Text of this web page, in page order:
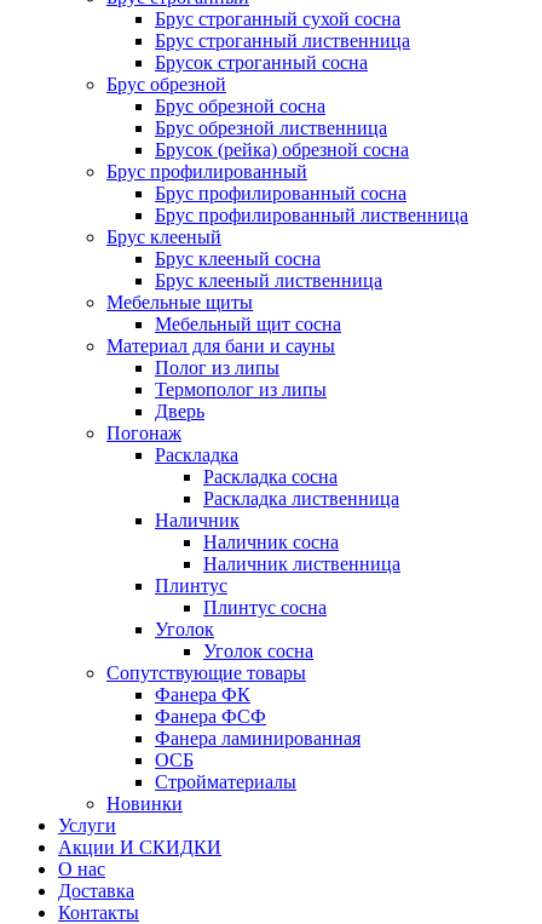
Брус строганный сухой сосна
Брус строганный лиственница
Брусок строганный сосна
Брус обрезной
Брус обрезной сосна
Брус обрезной лиственница
Брусок (рейка) обрезной сосна
Брус профилированный
Брус профилированный сосна
Брус профилированный лиственница
Брус клееный
Брус клееный сосна
Брус клееный лиственница
Мебельные щиты
Мебельный щит сосна
Материал для бани и сауны
Полог из липы
Термополог из липы
Дверь
Погонаж
Раскладка
Раскладка сосна
Раскладка лиственница
Наличник
Наличник сосна
Наличник лиственница
Плинтус
Плинтус сосна
Уголок
Уголок сосна
Сопутствующие товары
Фанера ФК
Фанера ФСФ
Фанера ламинированная
ОСБ
Стройматериалы
Новинки
Услуги
Акции И СКИДКИ
О нас
Доставка
Контакты